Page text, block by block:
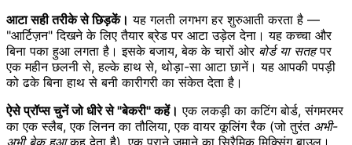
आटा सही तरीके से छिड़कें। यह गलती लगभग हर शुरुआती करता है —
"आर्टिज़न" दिखने के लिए तैयार ब्रेड पर आटा उड़ेल देना। यह कच्चा और
बिना पका हुआ लगता है। इसके बजाय, बेक के चारों ओर बोर्ड या सतहपर
एक महीन छलनी से, हल्के हाथ से, थोड़ा-सा आटा छानें। यह आपकी पपड़ी
को ढके बिना हाथ से बनी कारीगरी का संकेत देता है।
ऐसे प्रॉप्स चुनें जो धीरे से "बेकरी" कहें। एक लकड़ी का कटिंग बोर्ड, संगमरमर
का एक स्लैब, एक लिनन का तौलिया, एक वायर कूलिंग रैक (जो तुरंत अभी-
अभी बेक हुआकह देता है), एक पुराने ज़माने का सिरैमिक मिक्सिंग बाउल।